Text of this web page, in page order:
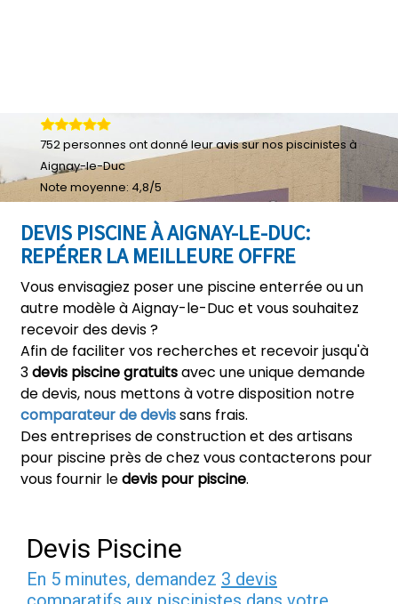
DEVIS PISCINE À AIGNAY-LE-DUC:
REPÉRER LA MEILLEURE OFFRE
Vous envisagiez poser une piscine enterrée ou un
autre modèle à Aignay-le-Duc et vous souhaitez
recevoir des devis ?
Afin de faciliter vos recherches et recevoir jusqu'à
3devis piscine gratuitsavec une unique demande
de devis, nous mettons à votre disposition notre
comparateur de devissans frais.
Des entreprises de construction et des artisans
pour piscine près de chez vous contacterons pour
vous fournir ledevis pour piscine.
752personnes ont donné leuravis sur nos piscinistes à
Aignay-le-Duc
Note moyenne: 4,8/5
Devis Piscine
En 5 minutes, demandez 3 devis